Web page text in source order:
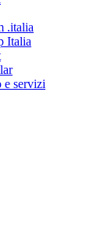
.italia
Italia
e servizi